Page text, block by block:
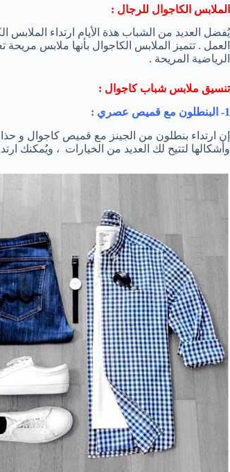
الملابس الكاجوال للرجال :
يُفضل العديد من الشباب هذة الأيام ارتداء
العمل . تتميز الملابس الكاجوال بأنها ملابس
الرياضية المريحة .
تنسيق ملابس شباب كاجوال :
1- البنطلون مع قميص عصري :
إن ارتداء بنطلون من الجينز مع قميص كاجوال و
وأشكالها لتتيح لك العديد من الخيارات ، ويُمكنك